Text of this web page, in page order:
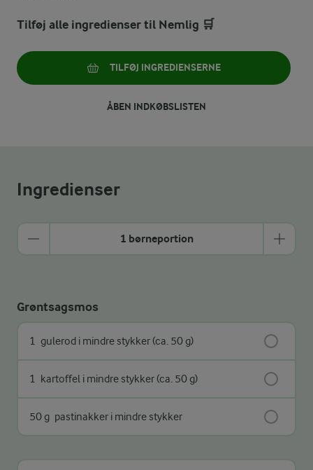
Tilføj alle ingredienser til Nemlig 🛒
TILFØJ INGREDIENSERNE
ÅBEN INDKØBSLISTEN
Ingredienser
1 børneportion
Grøntsagsmos
1 gulerod i mindre stykker (ca. 50 g)
1 kartoffel i mindre stykker (ca. 50 g)
50 g pastinakker i mindre stykker